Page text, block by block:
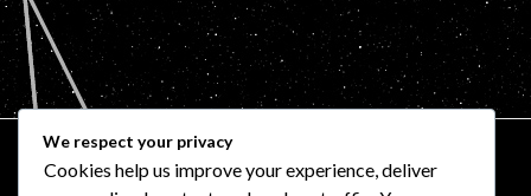
We respect your privacy
Cookies help us improve your experience, deliver